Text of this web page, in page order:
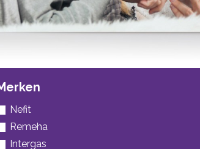
Nefit
Remeha
Intergas